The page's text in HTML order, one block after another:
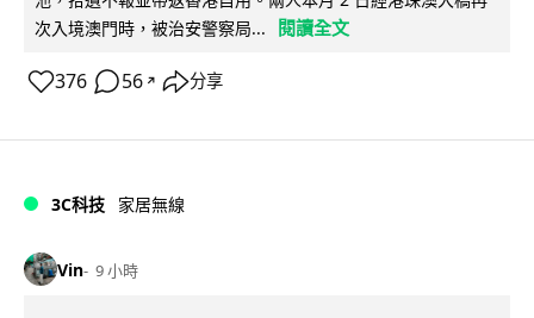
次入境澳門時，被治安警察局...
閱讀全文
376 56 ↗ 分享
3C科技 家居無線
Vin 9 小時